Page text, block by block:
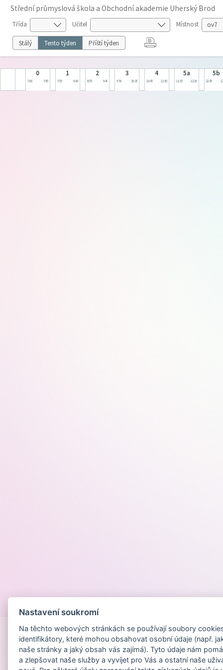
Střední průmyslová škola a Obchodní akademie Uherský Brod
Třída Učitel Místnost
Stálý Tento týden Příští týden
0
7:00 7:45
1
7:55 8:40
2
8:55 9:40
3
9:50 10:35
4
10:45 11:30
5a
11:35 12:20
5b
12:00
Nastavení soukromí
Na těchto webových stránkách se používají soubory
identifikátory, které mohou obsahovat osobní údaje (např.
naše stránky a jaký obsah vás zajímá). Tyto údaje nám
a zlepšovat naše služby a vyvíjet pro Vás a ostatní naše